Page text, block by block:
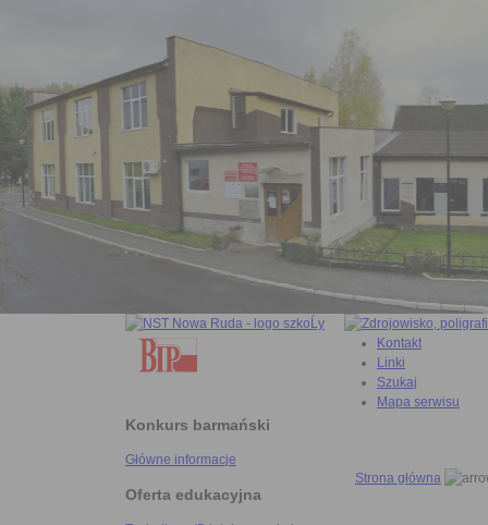
Konkurs barmański
Główne informacje
Oferta edukacyjna
Kontakt
Linki
Szukaj
Mapa serwisu
Strona główna